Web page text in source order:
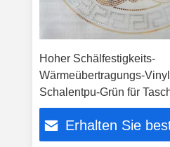
Hoher Schälfestigkeits-
Wärmeübertragungs-
Schalentpu-Grün für
Erhalten Sie